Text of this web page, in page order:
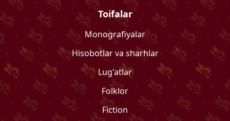
Toifalar
Monografiyalar
Hisobotlar va sharhlar
Lug'atlar
Folklor
Fiction